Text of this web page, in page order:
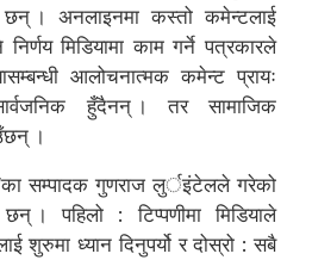
छन् । अनलाइनमा कस्तो कमेन्टलाई
मिडियामा काम गर्ने पत्रकारले
आलोचनात्मक कमेन्ट प्रायः
हुँदैनन् । तर सामाजिक
।
सम्पादक गुणराज लुर्इंटेलले गरेको
। पहिलो : टिप्पणीमा मिडियाले
शुरुमा ध्यान दिनुपर्यो र दोस्रो : सबै